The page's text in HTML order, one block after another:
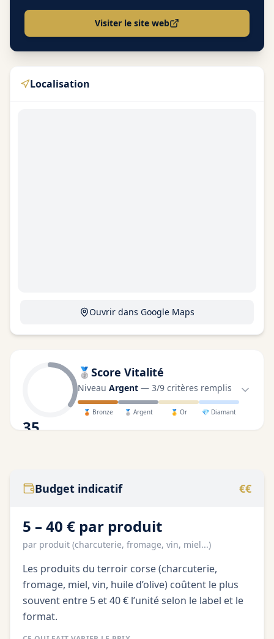
Visiter le site web
Localisation
Ouvrir dans Google Maps
35
🥈 Score Vitalité
Niveau Argent — 3/9 critères remplis
🥉 Bronze 🥈 Argent 🥇 Or 💎 Diamant
Budget indicatif €€
5 – 40 € par produit
par produit (charcuterie, fromage, vin, miel...)
Les produits du terroir corse (charcuterie,
fromage, miel, vin, huile d’olive) coûtent le plus
souvent entre 5 et 40 € l’unité selon le label et le
format.